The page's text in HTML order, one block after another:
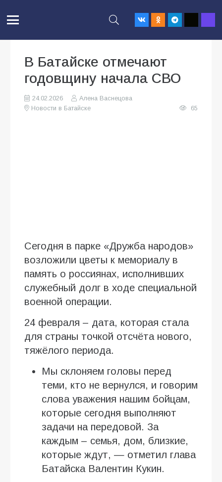
В Батайске отмечают
годовщину начала СВО
24.02.2026
Алена Васнецова
Новости в Батайске
65
Сегодня в парке «Дружба народов»
возложили цветы к мемориалу в
память о россиянах, исполнивших
служебный долг в ходе специальной
военной операции.
24 февраля – дата, которая стала
для страны точкой отсчёта нового,
тяжёлого периода.
Мы склоняем головы перед
теми, кто не вернулся, и говорим
слова уважения нашим бойцам,
которые сегодня выполняют
задачи на передовой. За
каждым – семья, дом, близкие,
которые ждут, — отметил глава
Батайска Валентин Кукин.